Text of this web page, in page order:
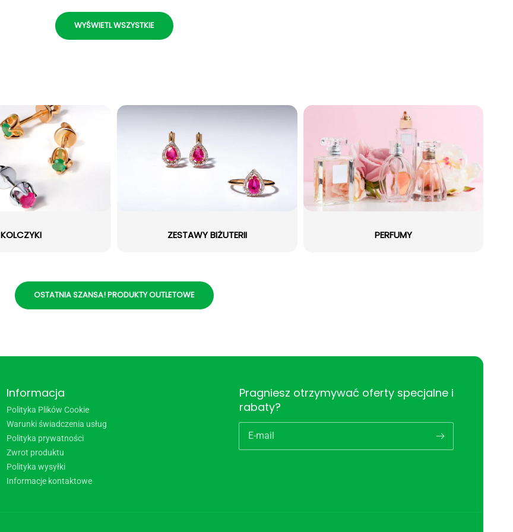
WYŚWIETL WSZYSTKIE
KOLCZYKI ZESTAWY BIŻUTERII PERFUMY
OSTATNIA SZANSA! PRODUKTY OUTLETOWE
Informacja
Polityka Plików Cookie
Warunki świadczenia usług
Polityka prywatności
Zwrot produktu
Polityka wysyłki
Informacje kontaktowe
Pragniesz otrzymywać oferty specjalne i
rabaty?
E-mail